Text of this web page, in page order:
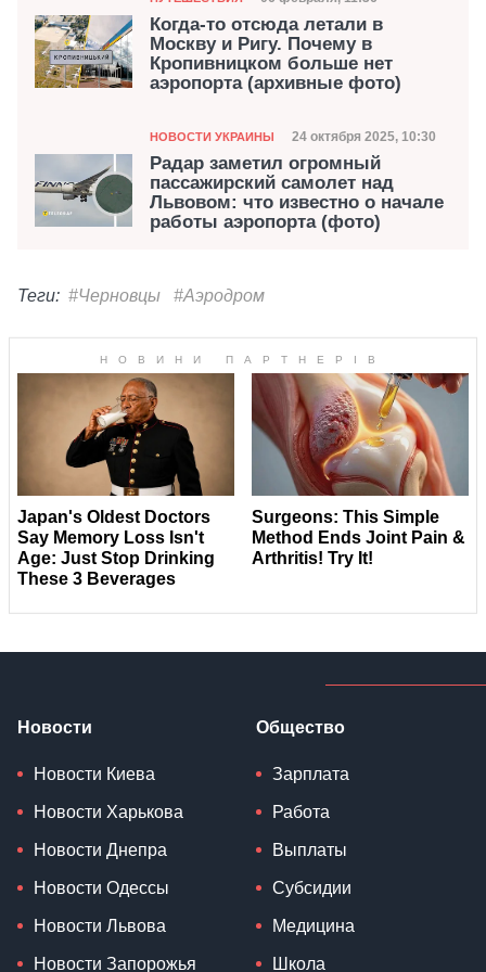
Когда-то отсюда летали в
Москву и Ригу. Почему в
Кропивницком больше нет
аэропорта (архивные фото)
Категория
НОВОСТИ УКРАИНЫ Дата публикации
24 октября 2025, 10:30
Радар заметил огромный
пассажирский самолет над
Львовом: что известно о начале
работы аэропорта (фото)
Теги: #Черновцы #Аэродром
Новости
Новости Киева
Новости Харькова
Новости Днепра
Новости Одессы
Новости Львова
Новости Запорожья
Общество
Зарплата
Работа
Выплаты
Субсидии
Медицина
Школа